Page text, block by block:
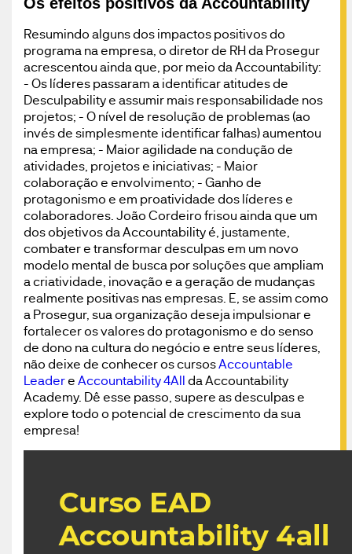
Resumindo alguns dos impactos positivos do
programa na empresa, o diretor de RH da Prosegur
acrescentou ainda que, por meio da Accountability:
- Os líderes passaram a identificar atitudes de
Desculpability e assumir mais responsabilidade nos
projetos; - O nível de resolução de problemas (ao
invés de simplesmente identificar falhas) aumentou
na empresa; - Maior agilidade na condução de
atividades, projetos e iniciativas; - Maior
colaboração e envolvimento; - Ganho de
protagonismo e em proatividade dos líderes e
colaboradores. João Cordeiro frisou ainda que um
dos objetivos da Accountability é, justamente,
combater e transformar desculpas em um novo
modelo mental de busca por soluções que ampliam
a criatividade, inovação e a geração de mudanças
realmente positivas nas empresas. E, se assim como
a Prosegur, sua organização deseja impulsionar e
fortalecer os valores do protagonismo e do senso
de dono na cultura do negócio e entre seus líderes,
não deixe de conhecer os cursosAccountable
LeadereAccountability 4Allda Accountability
Academy. Dê esse passo, supere as desculpas e
explore todo o potencial de crescimento da sua
empresa!